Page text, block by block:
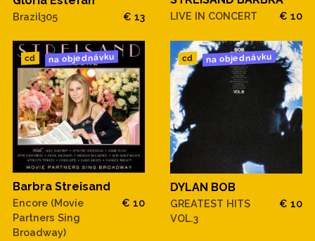
Brazil305 € 13 LIVE IN CONCERT € 10
cd na objednávku
Barbra Streisand
Encore (Movie
Partners Sing
Broadway)
€ 10
cd na objednávku
DYLAN BOB
GREATEST HITS
VOL.3
€ 10